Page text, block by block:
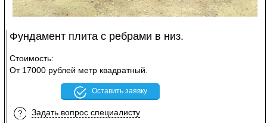
Фундамент плита с ребрами в низ.
Стоимость:
От 17000 рублей метр квадратный.
Оставить заявку
Задать вопрос специалисту